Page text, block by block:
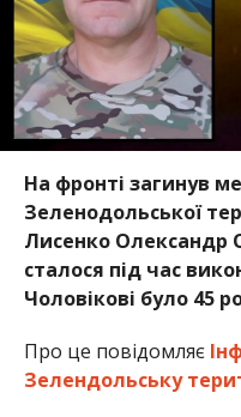
На фронті загинув
Зеленодольської
Лисенко Олександр
сталося під час
Чоловікові було 45
Про це повідомляє
Зелендольську